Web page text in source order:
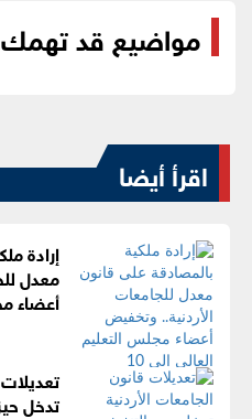
مواضيع قد تهمك
اقرأ أيضا
إرادة
معدل
أعضاء
تدخل